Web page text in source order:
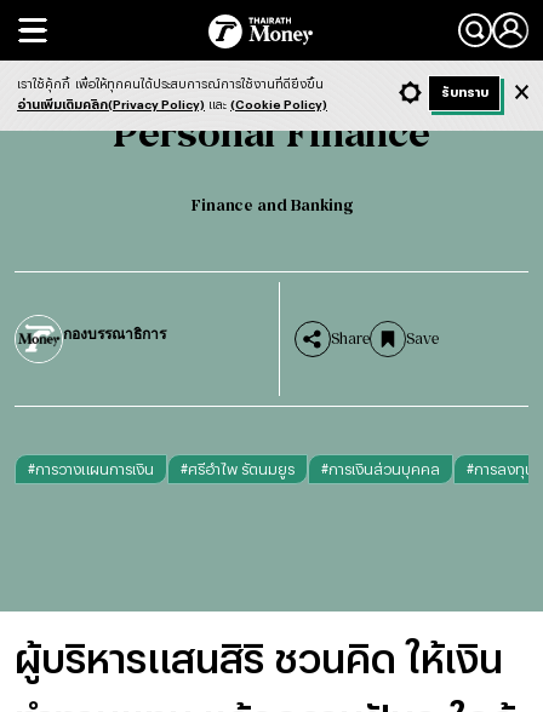
Search
Personal Finance Finance and Banking
Personal Finance
Finance and Banking
กองบรรณาธิการ Share Save
#การวางแผนการเงิน #ศรีอำไพ รัตนมยูร #การเงินส่วนบุคคล #การลงทุน
ผู้บริหารแสนสิริ ชวนคิด ให้เงิน
- ก + ก Dark ฟังข่าว
เราใช้คุ้กกี้ เพื่อให้ทุกคนได้ประสบการณ์การใช้งานที่ดียิ่งขึ้น
อ่านเพิ่มเติมคลิก(Privacy Policy) และ (Cookie Policy)
รับทราบ